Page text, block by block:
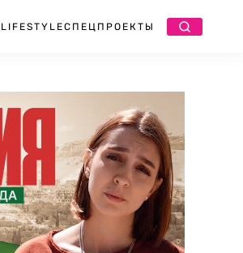
LIFESTYLEСПЕЦПРОЕКТЫ